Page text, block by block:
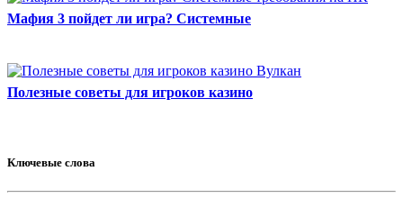
Мафия 3 пойдет ли игра? Системные
Полезные советы для игроков казино
Ключевые слова